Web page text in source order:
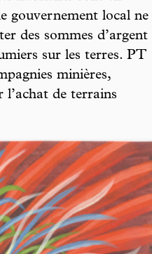
gouvernement local ne
des sommes d’argent
sur les terres. PT
minières,
de terrains